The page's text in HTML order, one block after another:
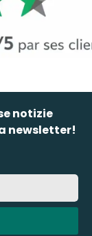
notizie
newsletter!